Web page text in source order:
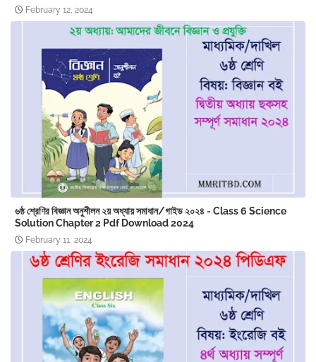
February 12, 2024
৬ষ্ঠ শ্রেণির বিজ্ঞান অনুশীলন ২য় অধ্যায় সমাধান/গাইড ২০২৪ - Class 6 Science
Solution Chapter 2 Pdf Download 2024
February 11, 2024